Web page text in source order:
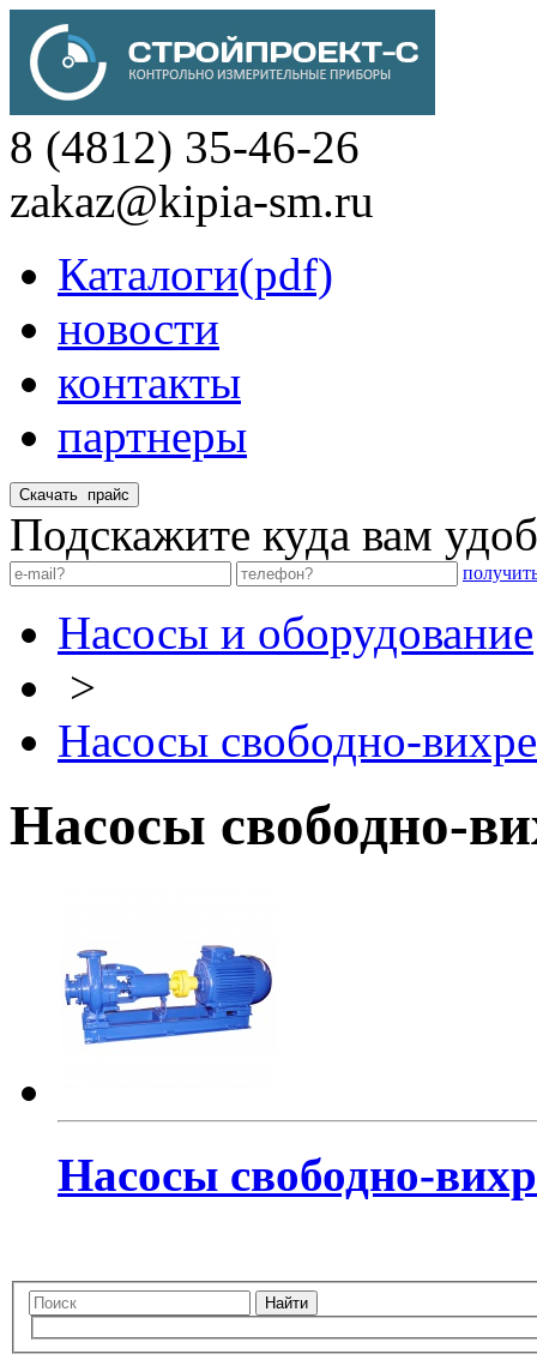
8 (4812) 35-46-26
zakaz@kipia-sm.ru
Каталоги(pdf)
новости
контакты
партнеры
Подскажите куда вам
Насосы и оборудование
>
Насосы свободно-
Насосы свободно-
Насосы свободно-
Найти